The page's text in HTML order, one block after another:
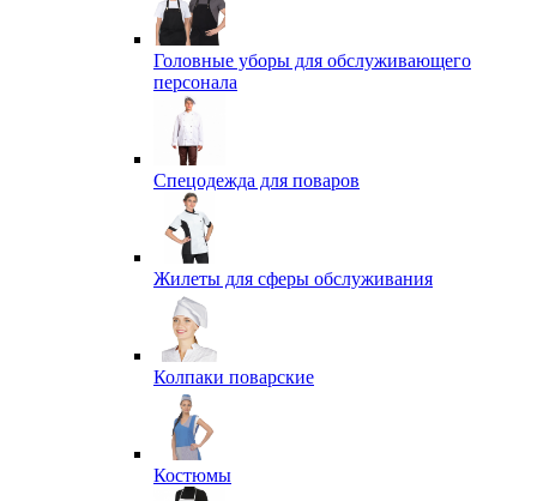
Головные уборы для обслуживающего
персонала
Спецодежда для поваров
Жилеты для сферы обслуживания
Колпаки поварские
Костюмы